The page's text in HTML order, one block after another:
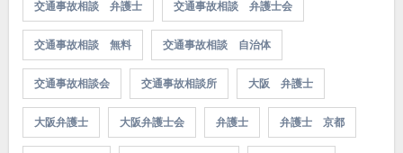
交通事故相談 弁護士 交通事故相談 弁護士会
交通事故相談 無料 交通事故相談 自治体
交通事故相談会 交通事故相談所 大阪 弁護士
大阪弁護士 大阪弁護士会 弁護士 弁護士 京都